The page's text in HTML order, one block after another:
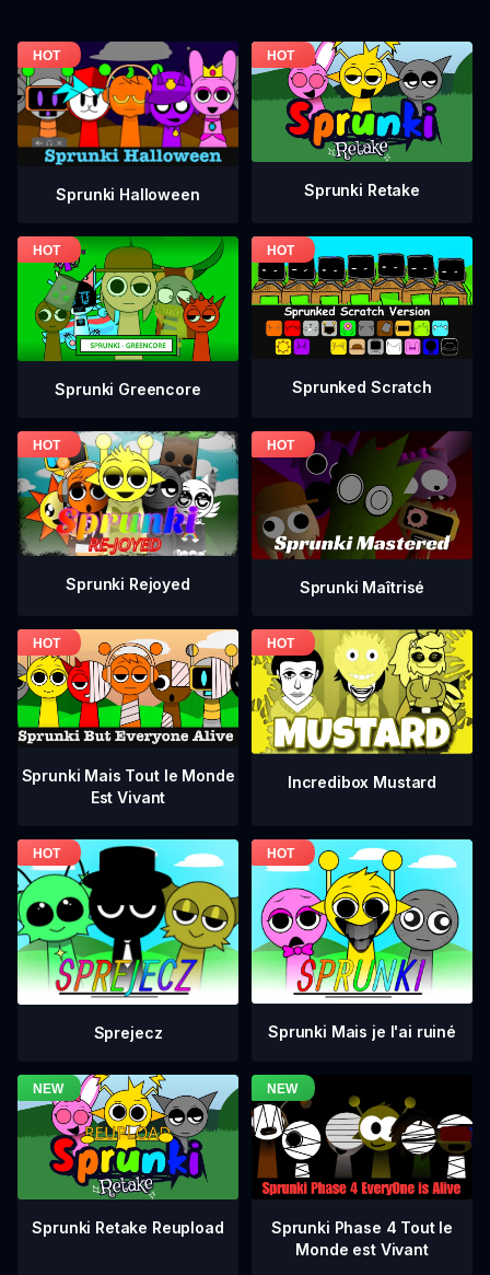
Sprunki Halloween Sprunki Retake
Sprunki Greencore Sprunked Scratch
Sprunki Rejoyed Sprunki Maîtrisé
Sprunki Mais Tout le Monde
Est Vivant
Incredibox Mustard
Sprejecz Sprunki Mais je l'ai ruiné
Sprunki Retake Reupload
Sprunki Phase 4 Tout le
Monde est Vivant